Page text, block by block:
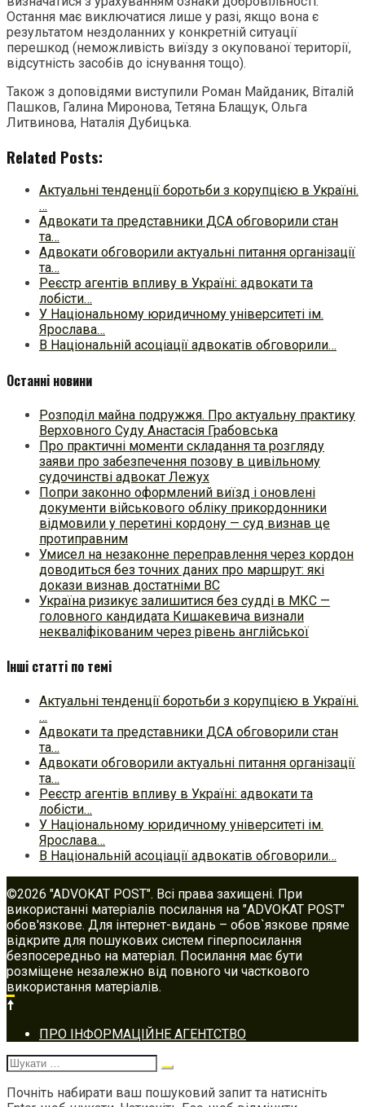
Остання має виключатися лише у разі, якщо вона є
результатом нездоланних у конкретній ситуації
перешкод (неможливість виїзду з окупованої території,
відсутність засобів до існування тощо).
Також з доповідями виступили Роман Майданик, Віталій
Пашков, Галина Миронова, Тетяна Блащук, Ольга
Литвинова, Наталія Дубицька.
Related Posts:
Актуальні тенденції боротьби з корупцією в Україні.
…
Адвокати та представники ДСА обговорили стан
та…
Адвокати обговорили актуальні питання організації
та…
Реєстр агентів впливу в Україні: адвокати та
лобісти…
У Національному юридичному університеті ім.
Ярослава…
В Національній асоціації адвокатів обговорили…
Останні новини
Розподіл майна подружжя. Про актуальну практику
Верховного Суду Анастасія Грабовська
Про практичні моменти складання та розгляду
заяви про забезпечення позову в цивільному
судочинстві адвокат Лежух
Попри законно оформлений виїзд і оновлені
документи військового обліку прикордонники
відмовили у перетині кордону — суд визнав це
протиправним
Умисел на незаконне переправлення через кордон
доводиться без точних даних про маршрут: які
докази визнав достатніми ВС
Україна ризикує залишитися без судді в МКС —
головного кандидата Кишакевича визнали
некваліфікованим через рівень англійської
Інші статті по темі
Актуальні тенденції боротьби з корупцією в Україні.
…
Адвокати та представники ДСА обговорили стан
та…
Адвокати обговорили актуальні питання організації
та…
Реєстр агентів впливу в Україні: адвокати та
лобісти…
У Національному юридичному університеті ім.
Ярослава…
В Національній асоціації адвокатів обговорили…
©2026 "ADVOKAT POST". Всі права захищені. При
використанні матеріалів посилання на "ADVOKAT POST"
обов'язкове. Для інтернет-видань – обов`язкове пряме
відкрите для пошукових систем гіперпосилання
безпосередньо на матеріал. Посилання має бути
розміщене незалежно від повного чи часткового
використання матеріалів.
Footer
navigation
ПРО ІНФОРМАЦІЙНЕ АГЕНТСТВО
Шукати:
Почніть набирати ваш пошуковий запит та натисніть